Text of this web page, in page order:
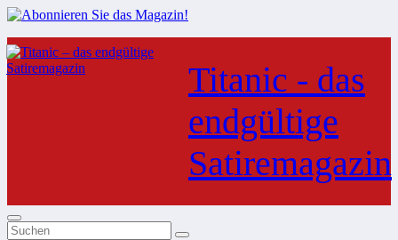
Zum
Inhalt
springen
Titanic - das
endgültige
Satiremagazin